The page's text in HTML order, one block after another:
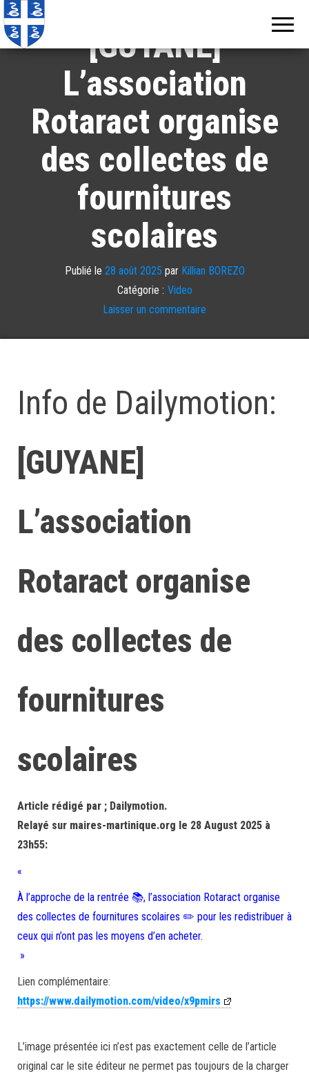
[GUYANE]
L’association
Rotaract organise
des collectes de
fournitures
scolaires
Publié le 28 août 2025 par Killian BOREZO
Catégorie : Video
Laisser un commentaire
Info de Dailymotion:
[GUYANE]
L’association
Rotaract organise
des collectes de
fournitures
scolaires
Article rédigé par ; Dailymotion.
Relayé sur maires-martinique.org le 28 August 2025 à
23h55:
«
À l’approche de la rentrée 📚, l’association Rotaract organise
des collectes de fournitures scolaires ✏️ pour les redistribuer à
ceux qui n’ont pas les moyens d’en acheter.
»
Lien complémentaire:
https://www.dailymotion.com/video/x9pmirs
L’image présentée ici n’est pas exactement celle de l’article
original car le site éditeur ne permet pas toujours de la charger